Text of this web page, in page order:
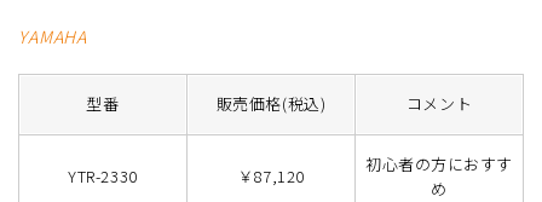
YAMAHA
型番 販売価格(税込) コメント
YTR-2330 ￥87,120
初心者の方におすす
め